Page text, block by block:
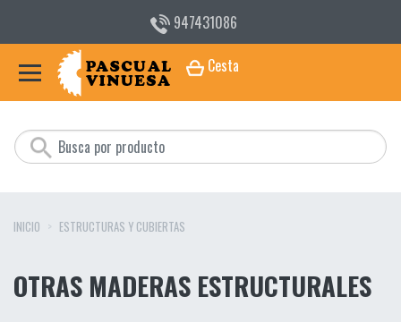
947431086
Cesta
INICIO ESTRUCTURAS Y CUBIERTAS
OTRAS MADERAS ESTRUCTURALES